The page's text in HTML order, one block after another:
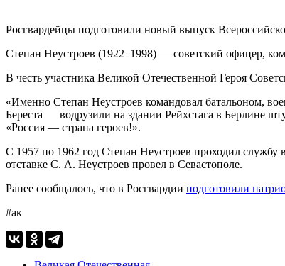
Росгвардейцы подготовили новый выпуск
Степан Неустроев (1922–1998) — советский офицер,
В честь участника Великой Отечественной Героя
«Именно Степан Неустроев командовал батальоном,
Береста — водрузили на здании Рейхстага в Берлине
«Россия — страна героев!».
С 1957 по 1962 год Степан Неустроев проходил
отставке С. А. Неустроев провел в Севастополе.
Ранее сообщалось, что в Росгвардии подготовили
#ак